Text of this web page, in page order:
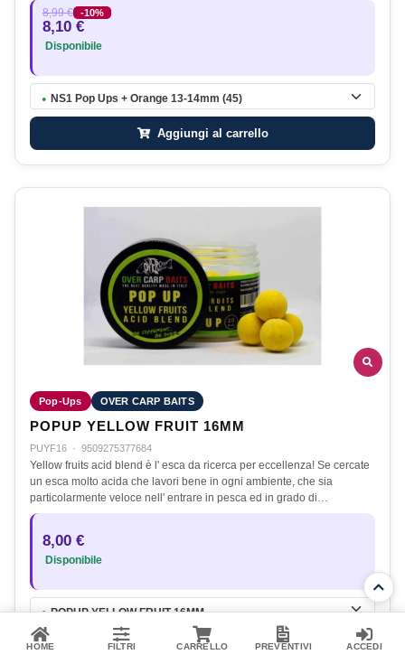
8,99 € -10%
8,10 €
Disponibile
● NS1 Pop Ups + Orange 13-14mm (45)
Aggiungi al carrello
Pop-Ups OVER CARP BAITS
POPUP YELLOW FRUIT 16MM
PUYF16 · 9509275377684
Yellow fruits acid blend è l' esca da ricerca per eccellenza! Se cercate
un esca molto acida che lavori bene in ogni ambiente, che sia
particolarmente veloce nell' entrare in pesca ed in grado di…
8,00 €
Disponibile
● POPUP YELLOW FRUIT 16MM
Aggiungi al carrello
HOME FILTRI CARRELLO PREVENTIVI ACCEDI